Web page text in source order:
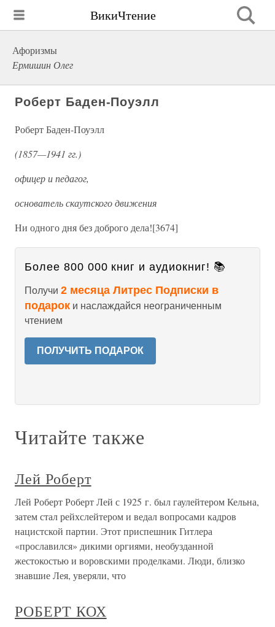
ВикиЧтение
Афоризмы
Ермишин Олег
Роберт Баден-Поуэлл
Роберт Баден-Поуэлл
(1857—1941 гг.)
офицер и педагог,
основатель скаутского движения
Ни одного дня без доброго дела![3674]
Более 800 000 книг и аудиокниг! 📚
Получи 2 месяца Литрес Подписки в
подарок и наслаждайся неограниченным
чтением
ПОЛУЧИТЬ ПОДАРОК
Читайте также
Лей Роберт
Лей Роберт Роберт Лей с 1925 г. был гаулейтером Кельна,
затем стал рейхслейтером и ведал вопросами кадров
нацистской партии. Этот приспешник Гитлера
«прославился» дикими оргиями, необузданной
жестокостью и воровскими проделками. Люди, близко
знавшие Лея, уверяли, что
РОБЕРТ КОХ